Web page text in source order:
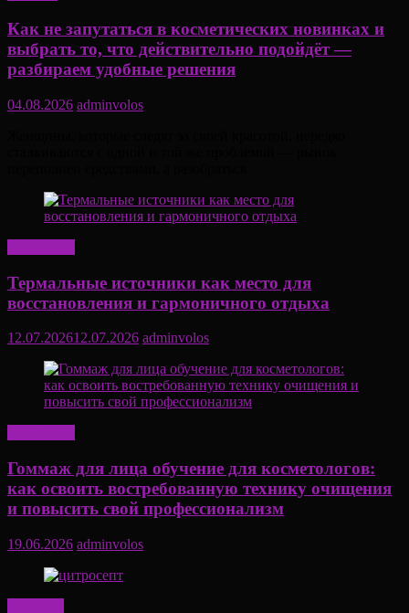
Как не запутаться в косметических новинках и
выбрать то, что действительно подойдёт —
разбираем удобные решения
04.08.2026 adminvolos
Термальные источники как место для
восстановления и гармоничного отдыха
12.07.202612.07.2026 adminvolos
Гоммаж для лица обучение для косметологов:
как освоить востребованную технику очищения
и повысить свой профессионализм
19.06.2026 adminvolos